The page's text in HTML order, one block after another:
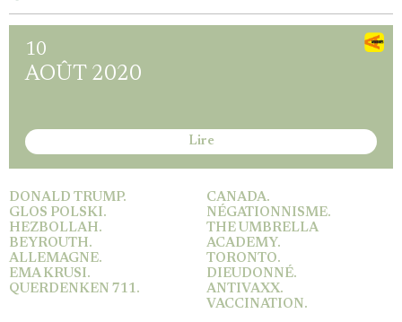
10
AOÛT 2020
Lire
DONALD TRUMP.
GLOS POLSKI.
HEZBOLLAH.
BEYROUTH.
ALLEMAGNE.
EMA KRUSI.
QUERDENKEN 711.
CANADA.
NÉGATIONNISME.
THE UMBRELLA
ACADEMY.
TORONTO.
DIEUDONNÉ.
ANTIVAXX.
VACCINATION.